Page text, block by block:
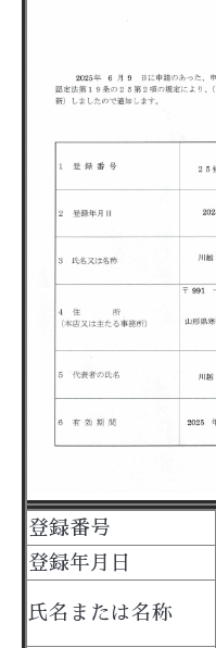
登録番号
登録年月日
氏名または名称